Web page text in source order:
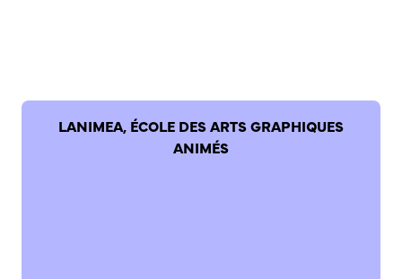
LANIMEA, ÉCOLE DES ARTS GRAPHIQUES
ANIMÉS
Infos pratiques